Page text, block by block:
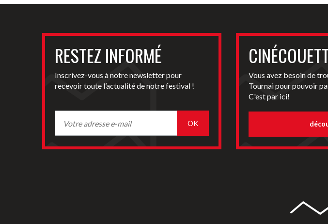
RESTEZ INFORMÉ
Inscrivez-vous à notre newsletter pour
recevoir toute l’actualité de notre festival !
Vous avez besoin de
Tournai pour pouvoir
C'est par ici!